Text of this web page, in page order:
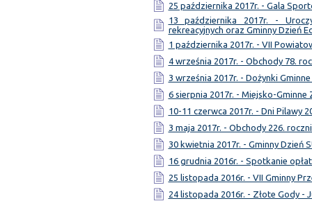
25 października 2017r. - Gala
13 października 2017r. -
rekreacyjnych oraz Gminny Dzień
1 października 2017r. - VII
4 września 2017r. - Obchody 78.
3 września 2017r. - Dożynki
6 sierpnia 2017r. - Miejsko-
10-11 czerwca 2017r. - Dni Pilawy
3 maja 2017r. - Obchody 226.
30 kwietnia 2017r. - Gminny Dzień
16 grudnia 2016r. - Spotkanie
25 listopada 2016r. - VII Gminny
24 listopada 2016r. - Złote Gody -